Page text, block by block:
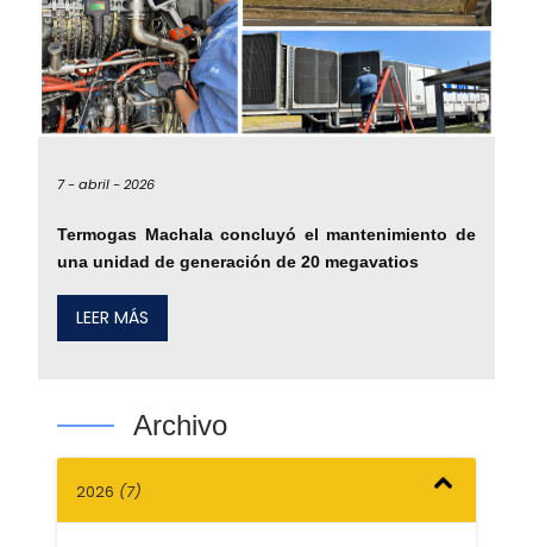
7 -abril -2026
Termogas Machala concluyó el mantenimiento de
una unidad de generación de 20 megavatios
LEER MÁS
Archivo
2026 (7)